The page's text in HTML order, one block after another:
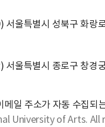
서울특별시 성북구 화랑
서울특별시 종로구 창경
메일 주소가 자동 수집되
University of Arts. All